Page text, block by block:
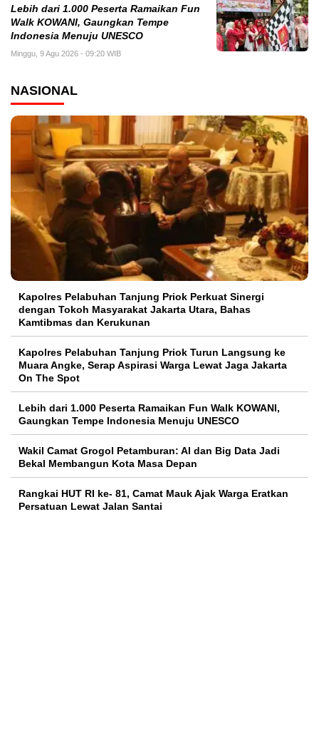
Lebih dari 1.000 Peserta Ramaikan Fun
Walk KOWANI, Gaungkan Tempe
Indonesia Menuju UNESCO
Minggu, 9 Agu 2026 - 09:20 WIB
NASIONAL
Kapolres Pelabuhan Tanjung Priok Perkuat Sinergi
dengan Tokoh Masyarakat Jakarta Utara, Bahas
Kamtibmas dan Kerukunan
Kapolres Pelabuhan Tanjung Priok Turun Langsung ke
Muara Angke, Serap Aspirasi Warga Lewat Jaga Jakarta
On The Spot
Lebih dari 1.000 Peserta Ramaikan Fun Walk KOWANI,
Gaungkan Tempe Indonesia Menuju UNESCO
Wakil Camat Grogol Petamburan: AI dan Big Data Jadi
Bekal Membangun Kota Masa Depan
Rangkai HUT RI ke- 81, Camat Mauk Ajak Warga Eratkan
Persatuan Lewat Jalan Santai